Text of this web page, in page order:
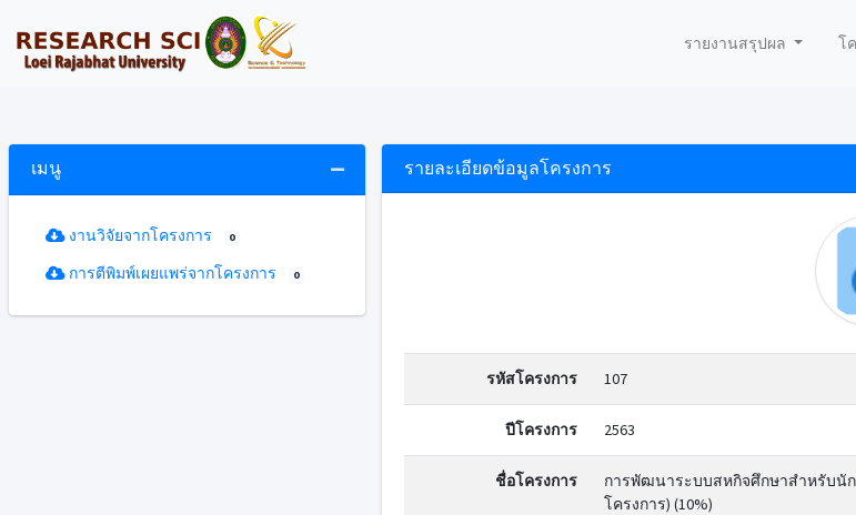
รายงานสรุปผล โ
เมนู
งานวิจัยจากโครงการ 0
การตีพิมพ์เผยแพร่จากโครงการ 0
รายละเอียดข้อมูลโครงการ
รหัสโครงการ 107
ปีโครงการ 2563
ชื่อโครงการ
การพัฒนาระบบสหกิจศึกษาสำหรับนั
โครงการ) (10%)